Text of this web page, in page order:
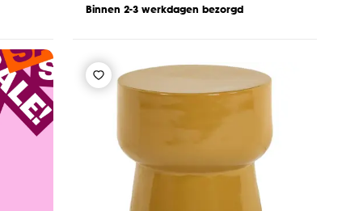
Binnen 2-3 werkdagen bezorgd